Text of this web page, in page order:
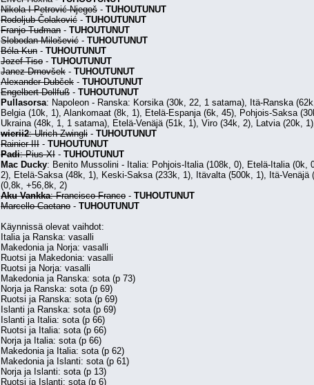
Nikola I Petrović-Njegoš - TUHOUTUNUT
Rodoljub Čolaković - TUHOUTUNUT
Franjo Tuđman - TUHOUTUNUT
Slobodan Milošević - TUHOUTUNUT
Béla Kun - TUHOUTUNUT
Jozef Tiso - TUHOUTUNUT
Janez Drnovšek - TUHOUTUNUT
Alexander Dubček - TUHOUTUNUT
Engelbert Dollfuß - TUHOUTUNUT
Pullasorsa: Napoleon - Ranska: Korsika (30k, 22, 1 satama), Itä-Ranska
Belgia (10k, 1), Alankomaat (8k, 1), Etelä-Espanja (6k, 45), Pohjois-Saksa
Ukraina (48k, 1, 1 satama), Etelä-Venäjä (51k, 1), Viro (34k, 2), Latvia (20k,
wierii2: Ulrich Zwingli - TUHOUTUNUT
Rainier III - TUHOUTUNUT
Padi: Pius XI - TUHOUTUNUT
Mac Ducky: Benito Mussolini - Italia: Pohjois-Italia (108k, 0), Etelä-Italia
2), Etelä-Saksa (48k, 1), Keski-Saksa (233k, 1), Itävalta (500k, 1), Itä-
(0,8k, +56,8k, 2)
Aku Vankka: Francisco Franco - TUHOUTUNUT
Marcello Caetano - TUHOUTUNUT
Käynnissä olevat vaihdot:
Italia ja Ranska: vasalli
Makedonia ja Norja: vasalli
Ruotsi ja Makedonia: vasalli
Ruotsi ja Norja: vasalli
Makedonia ja Ranska: sota (p 73)
Norja ja Ranska: sota (p 69)
Ruotsi ja Ranska: sota (p 69)
Islanti ja Ranska: sota (p 69)
Islanti ja Italia: sota (p 66)
Ruotsi ja Italia: sota (p 66)
Norja ja Italia: sota (p 66)
Makedonia ja Italia: sota (p 62)
Makedonia ja Islanti: sota (p 61)
Norja ja Islanti: sota (p 13)
Ruotsi ja Islanti: sota (p 6)